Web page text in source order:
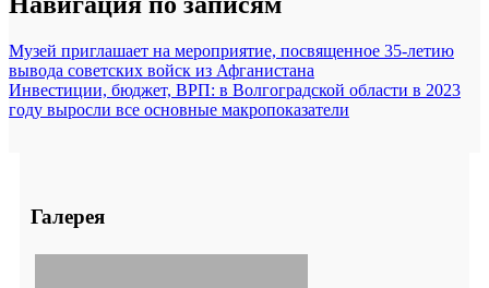
Музей приглашает на мероприятие, посвященное 35-летию
вывода советских войск из Афганистана
Инвестиции, бюджет, ВРП: в Волгоградской области в 2023
году выросли все основные макропоказатели
Галерея